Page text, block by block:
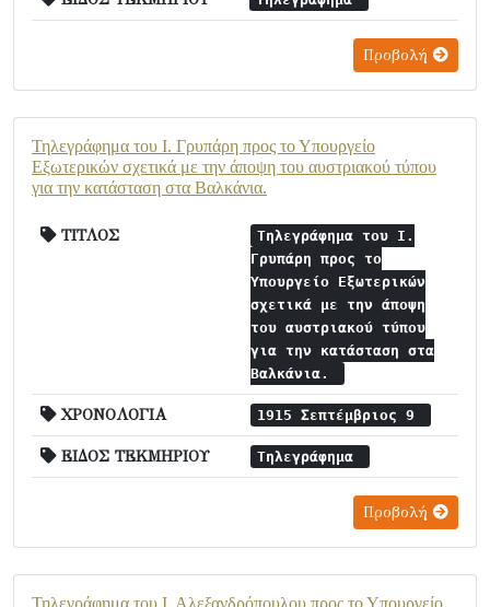
Προβολή
Τηλεγράφημα του Ι. Γρυπάρη προς το Υπουργείο
Εξωτερικών σχετικά με την άποψη του αυστριακού τύπου
για την κατάσταση στα Βαλκάνια.
ΤΙΤΛΟΣ
Τηλεγράφημα του Ι.
Γρυπάρη προς το
Υπουργείο Εξωτερικών
σχετικά με την άποψη
του αυστριακού τύπου
για την κατάσταση στα
Βαλκάνια.
ΧΡΟΝΟΛΟΓΙΑ 1915 Σεπτέμβριος 9
ΕΙΔΟΣ ΤΕΚΜΗΡΙΟΥ Τηλεγράφημα
Προβολή
Τηλεγράφημα του Ι. Αλεξανδρόπουλου προς το Υπουργείο